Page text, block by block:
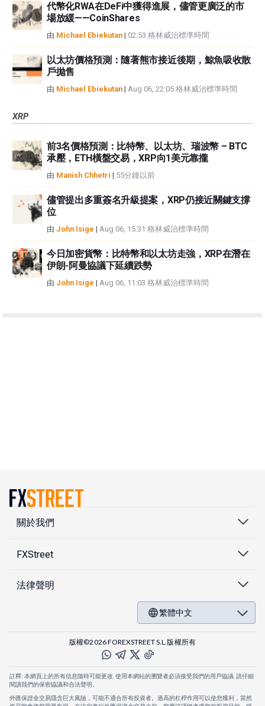
代幣化RWA在DeFi中獲得進展，儘管更廣泛的市
場放緩——CoinShares
由 Michael Ebiekutan | 02:53 格林威治標準時間
以太坊價格預測：隨著熊市接近後期，鯨魚吸收散
戶拋售​
由 Michael Ebiekutan | Aug 06, 22:05 格林威治標準時間
XRP
前3名價格預測：比特幣、以太坊、瑞波幣 – BTC
承壓，ETH橫盤交易，XRP向1美元靠攏
由 Manish Chhetri | 55分鐘以前
儘管提出多重簽名升級提案，XRP仍接近關鍵支撐
位
由 John Isige | Aug 06, 15:31 格林威治標準時間
今日加密貨幣：比特幣和以太坊走強，XRP在潛在
伊朗-阿曼協議下延續跌勢
由 John Isige | Aug 06, 11:03 格林威治標準時間
關於我們
FXStreet
法律聲明
繁體中文
版權©2026 FOREXSTREET S.L.版權所有
註釋: 本網頁上的所有信息隨時可能更改. 使用本網站的瀏覽者必須接受我們的用戶協議. 請仔細
閱讀我們的保密協議和合法聲明。
外匯保證金交易隱含巨大風險，可能不適合所有投資者。過高的杠桿作用可以使您獲利，當然